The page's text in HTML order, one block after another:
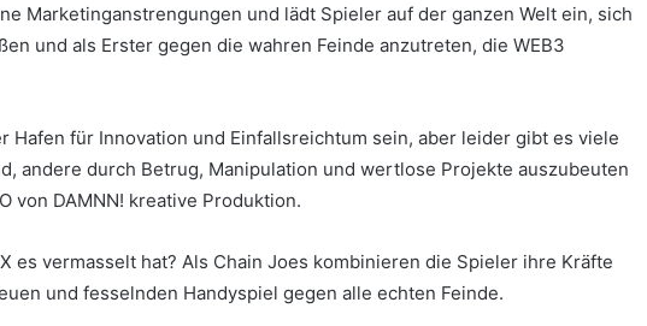
Marketinganstrengungen und lädt Spieler auf der ganzen Welt ein, sich
und als Erster gegen die wahren Feinde anzutreten, die WEB3
Hafen für Innovation und Einfallsreichtum sein, aber leider gibt es viele
andere durch Betrug, Manipulation und wertlose Projekte auszubeuten
von DAMNN! kreative Produktion.
es vermasselt hat? Als Chain Joes kombinieren die Spieler ihre Kräfte
und fesselnden Handyspiel gegen alle echten Feinde.